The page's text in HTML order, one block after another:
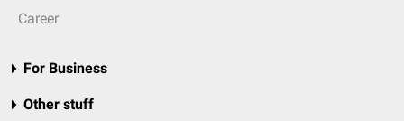
Career
For Business
Other stuff